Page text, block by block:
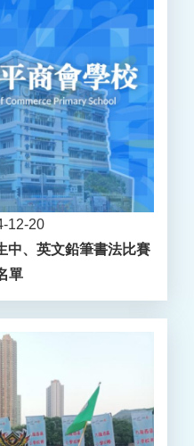
12-20
中、英文鉛筆書法比賽
單